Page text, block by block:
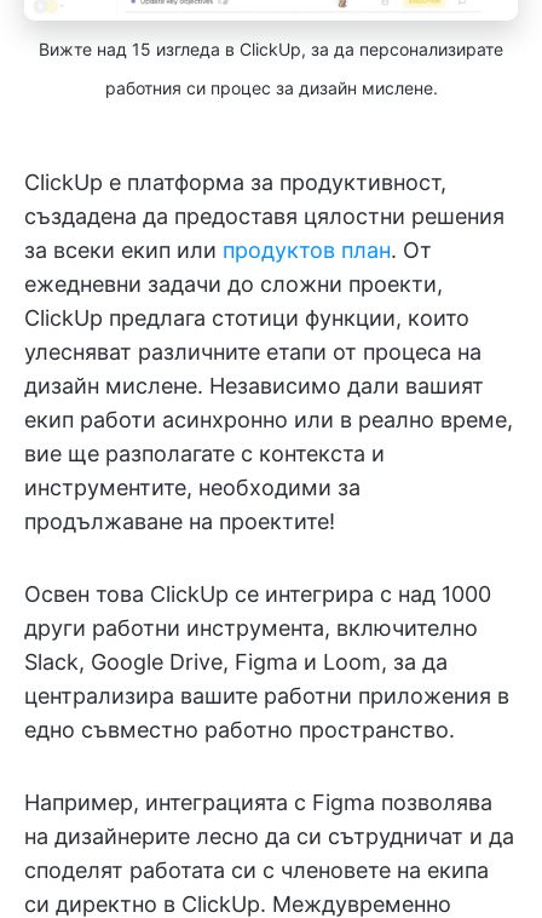
Вижте над 15 изгледа в ClickUp, за да персонализирате
работния си процес за дизайн мислене.
ClickUp е платформа за продуктивност,
създадена да предоставя цялостни решения
за всеки екип или продуктов план. От
ежедневни задачи до сложни проекти,
ClickUp предлага стотици функции, които
улесняват различните етапи от процеса на
дизайн мислене. Независимо дали вашият
екип работи асинхронно или в реално време,
вие ще разполагате с контекста и
инструментите, необходими за
продължаване на проектите!
Освен това ClickUp се интегрира с над 1000
други работни инструмента, включително
Slack, Google Drive, Figma и Loom, за да
централизира вашите работни приложения в
едно съвместно работно пространство.
Например, интеграцията с Figma позволява
на дизайнерите лесно да си сътрудничат и да
споделят работата си с членовете на екипа
си директно в ClickUp. Междувременно